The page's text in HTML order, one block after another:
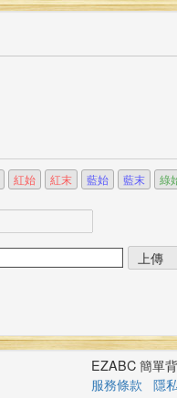
紅始 紅末 藍始 藍末 綠
EZABC 簡單
服務條款
隱